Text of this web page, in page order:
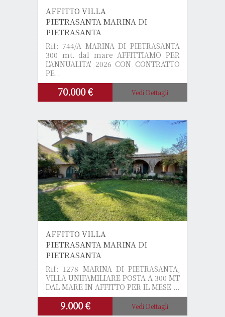
AFFITTO VILLA
PIETRASANTA MARINA DI
PIETRASANTA
Rif: 744/A MARINA DI PIETRASANTA
300 mt. dal mare AFFITTIAMO PER
L'ANNUALITA' 2026 CON CONTRATTO
PE...
70.000 € Vedi Dettagli
AFFITTO VILLA
PIETRASANTA MARINA DI
PIETRASANTA
Rif: 1278 MARINA DI PIETRASANTA,
VILLA UNIFAMILIARE POSTA A 300 MT
DAL MARE IN AFFITTO PER IL MESE ...
9.000 € Vedi Dettagli